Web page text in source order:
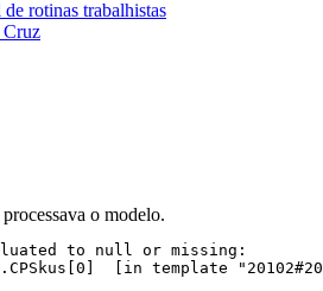
de rotinas trabalhistas
Cruz
o modelo.
to null or missing:
[in template